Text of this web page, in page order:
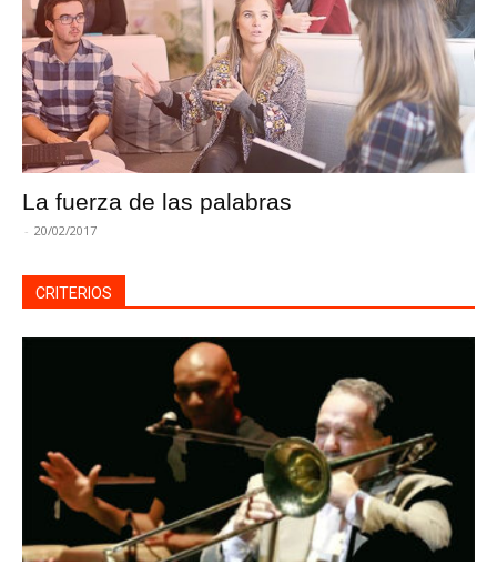
La fuerza de las palabras
- 20/02/2017
CRITERIOS